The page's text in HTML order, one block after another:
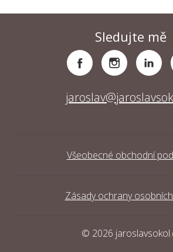
Sledujte mě
Všeobecné obchodní
Zásady ochrany
© 2026